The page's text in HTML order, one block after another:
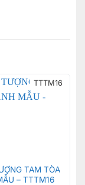
TTTM16
TAM TÒA
– TTTM16